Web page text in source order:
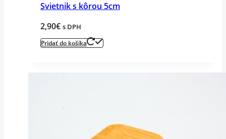
Svietnik s kôrou 5cm
2,90€ s DPH
Pridať do košíka